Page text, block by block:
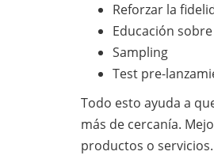
Reforzar la
Educación
Sampling
Test pre-
Todo esto ayuda a
más de cercanía.
productos o servicios.